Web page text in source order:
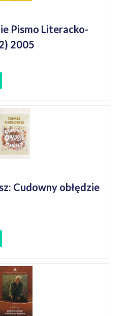
Pismo Literacko-
2005
Cudowny obłędzie